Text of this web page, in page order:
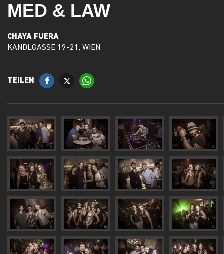
MED & LAW
CHAYA FUERA
KANDLGASSE 19-21, WIEN
TEILEN